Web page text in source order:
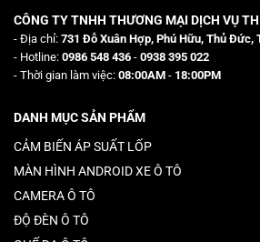
CÔNG TY TNHH THƯƠNG MẠI DỊCH VỤ
- Địa chỉ: 731 Đỗ Xuân Hợp, Phú Hữu, Thủ Đức,
- Hotline: 0986 548 436 - 0938 395 022
- Thời gian làm việc: 08:00AM - 18:00PM
DANH MỤC SẢN PHẨM
CẢM BIẾN ÁP SUẤT LỐP
MÀN HÌNH ANDROID XE Ô TÔ
CAMERA Ô TÔ
ĐỘ ĐÈN Ô TÔ